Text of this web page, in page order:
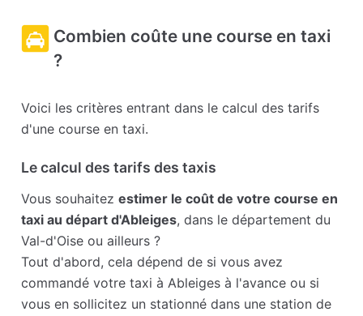
Combien coûte une course en taxi
?
Voici les critères entrant dans le calcul des tarifs
d'une course en taxi.
Le calcul des tarifs des taxis
Vous souhaitezestimer le coût de votre course en
taxi au départ d'Ableiges, dans le département du
Val-d'Oise ou ailleurs ?
Tout d'abord, cela dépend de si vous avez
commandé votre taxi à Ableiges à l'avance ou si
vous en sollicitez un stationné dans une station de